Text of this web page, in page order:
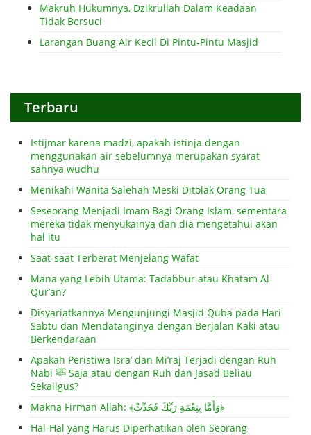
Makruh Hukumnya, Dzikrullah Dalam Keadaan
Tidak Bersuci
Larangan Buang Air Kecil Di Pintu-Pintu Masjid
Terbaru
Istijmar karena madzi, apakah istinja dengan
menggunakan air sebelumnya merupakan syarat
sahnya wudhu
Menikahi Wanita Salehah Meski Ditolak Orang Tua
Seseorang Menjadi Imam Bagi Orang Islam, sementara
mereka tidak menyukainya dan dia mengetahui akan
hal itu
Saat-saat Terberat Menjelang Wafat
Mana yang Lebih Utama: Tadabbur atau Khatam Al-
Qur’an?
Disyariatkannya Mengunjungi Masjid Quba pada Hari
Sabtu dan Mendatanginya dengan Berjalan Kaki atau
Berkendaraan
Apakah Peristiwa Isra’ dan Mi’raj Terjadi dengan Ruh
Nabi ﷺ Saja atau dengan Ruh dan Jasad Beliau
Sekaligus?
Makna Firman Allah: ﴾وَأَمَّا بِنِعْمَةِ رَبِّكَ فَحَدِّثْ﴿
Hal-Hal yang Harus Diperhatikan oleh Seorang